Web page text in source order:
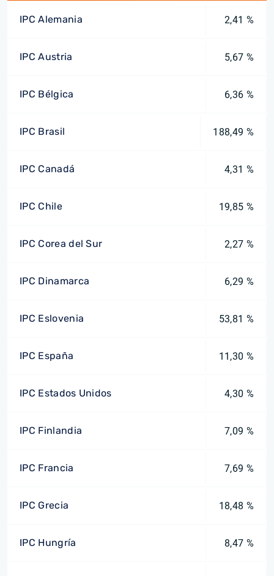
IPC Alemania 2,41 %
IPC Austria 5,67 %
IPC Bélgica 6,36 %
IPC Brasil 188,49 %
IPC Canadá 4,31 %
IPC Chile 19,85 %
IPC Corea del Sur 2,27 %
IPC Dinamarca 6,29 %
IPC Eslovenia 53,81 %
IPC España 11,30 %
IPC Estados Unidos 4,30 %
IPC Finlandia 7,09 %
IPC Francia 7,69 %
IPC Grecia 18,48 %
IPC Hungría 8,47 %